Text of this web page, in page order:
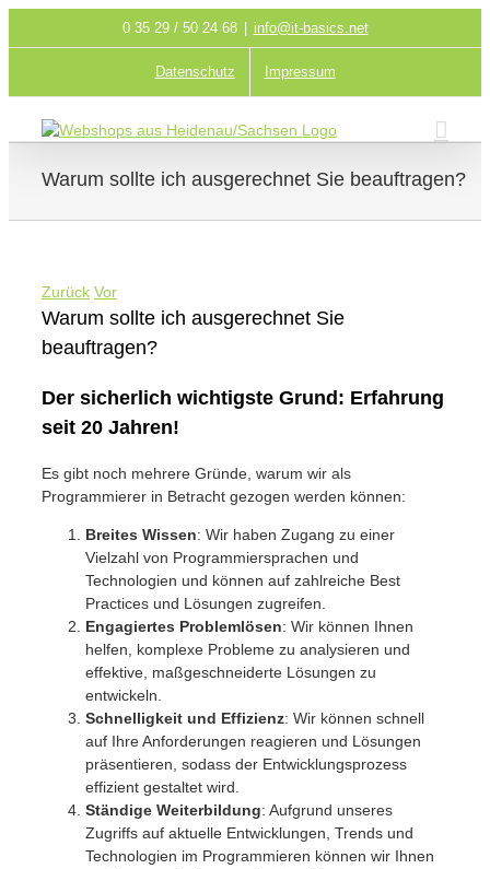
0 35 29 / 50 24 68 info@it-basics.net
Datenschutz Impressum
Warum sollte ich ausgerechnet Sie beauftragen?
Zurück Vor
Warum sollte ich ausgerechnet Sie
beauftragen?
Der sicherlich wichtigste Grund: Erfahrung
seit 20 Jahren!
Es gibt noch mehrere Gründe, warum wir als
Programmierer in Betracht gezogen werden können:
Breites Wissen: Wir haben Zugang zu einer
Vielzahl von Programmiersprachen und
Technologien und können auf zahlreiche Best
Practices und Lösungen zugreifen.
Engagiertes Problemlösen: Wir können Ihnen
helfen, komplexe Probleme zu analysieren und
effektive, maßgeschneiderte Lösungen zu
entwickeln.
Schnelligkeit und Effizienz: Wir können schnell
auf Ihre Anforderungen reagieren und Lösungen
präsentieren, sodass der Entwicklungsprozess
effizient gestaltet wird.
Ständige Weiterbildung: Aufgrund unseres
Zugriffs auf aktuelle Entwicklungen, Trends und
Technologien im Programmieren können wir Ihnen